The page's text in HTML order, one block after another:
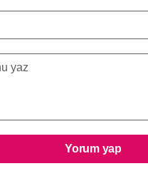
Yorum yap